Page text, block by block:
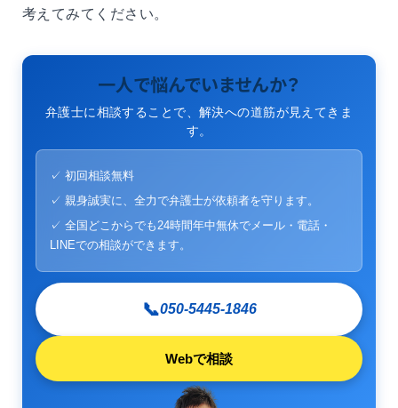
考えてみてください。
一人で悩んでいませんか？
弁護士に相談することで、解決への道筋が見えてきま
す。
✓ 初回相談無料
✓ 親身誠実に、全力で弁護士が依頼者を守ります。
✓ 全国どこからでも24時間年中無休でメール・電話・
LINEでの相談ができます。
📞050-5445-1846
Webで相談